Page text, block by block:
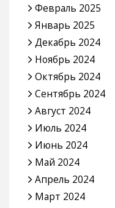
Февраль 2025
Январь 2025
Декабрь 2024
Ноябрь 2024
Октябрь 2024
Сентябрь 2024
Август 2024
Июль 2024
Июнь 2024
Май 2024
Апрель 2024
Март 2024